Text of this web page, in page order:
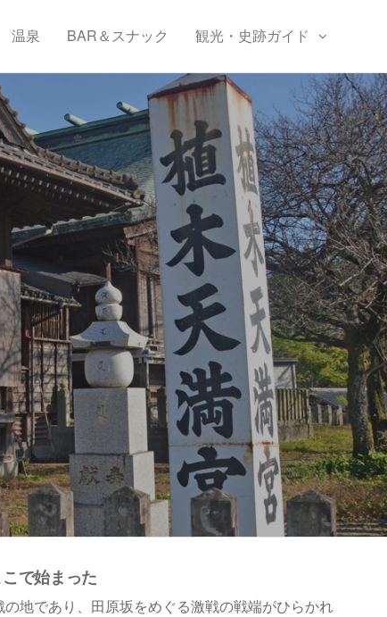
温泉 BAR＆スナック 観光・史跡ガイド
で始まった
の地であり、田原坂をめぐる激戦の戦端がひらかれ